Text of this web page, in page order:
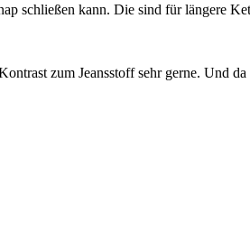
schließen kann. Die sind für längere
zum Jeansstoff sehr gerne. Und